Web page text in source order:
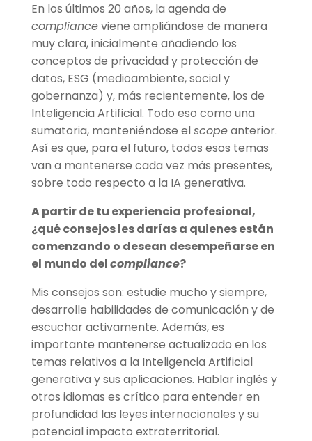
En los últimos 20 años, la agenda de
complianceviene ampliándose de manera
muy clara, inicialmente añadiendo los
conceptos de privacidad y protección de
datos, ESG (medioambiente, social y
gobernanza) y, más recientemente, los de
Inteligencia Artificial. Todo eso como una
sumatoria, manteniéndose elscopeanterior.
Así es que, para el futuro, todos esos temas
van a mantenerse cada vez más presentes,
sobre todo respecto a la IA generativa.
A partir de tu experiencia profesional,
¿qué consejos les darías a quienes están
comenzando o desean desempeñarse en
el mundo delcompliance?
Mis consejos son: estudie mucho y siempre,
desarrolle habilidades de comunicación y de
escuchar activamente. Además, es
importante mantenerse actualizado en los
temas relativos a la Inteligencia Artificial
generativa y sus aplicaciones. Hablar inglés y
otros idiomas es crítico para entender en
profundidad las leyes internacionales y su
potencial impacto extraterritorial.